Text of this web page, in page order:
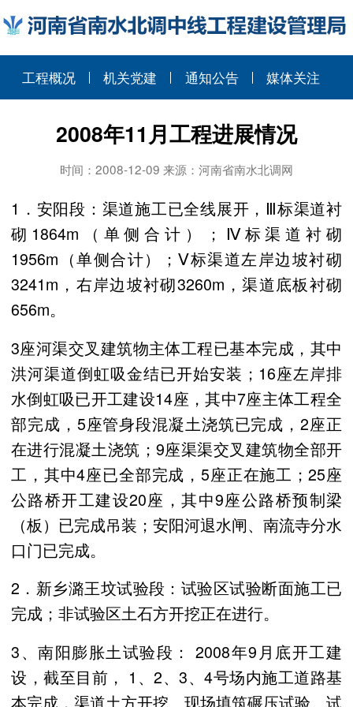
工程概况 机关党建 通知公告 媒体关注
2008年11月工程进展情况
时间：2008-12-09 来源：河南省南水北调网
1．安阳段：渠道施工已全线展开，Ⅲ标渠道衬
砌 1864m （单侧合计）；Ⅳ标渠道衬砌
1956m （单侧合计）；Ⅴ标渠道左岸边坡衬砌
3241m ，右岸边坡衬砌3260m ，渠道底板衬砌
656m。
3座河渠交叉建筑物主体工程已基本完成，其中
洪河渠道倒虹吸金结已开始安装；16座左岸排
水倒虹吸已开工建设14座，其中7座主体工程全
部完成，5座管身段混凝土浇筑已完成，2座正
在进行混凝土浇筑；9座渠渠交叉建筑物全部开
工，其中4座已全部完成，5座正在施工；25座
公路桥开工建设20座，其中9座公路桥预制梁
（板）已完成吊装；安阳河退水闸、南流寺分水
口门已完成。
2．新乡潞王坟试验段：试验区试验断面施工已
完成；非试验区土石方开挖正在进行。
3、南阳膨胀土试验段： 2008年9月底开工建
设，截至目前， 1、2、3、4号场内施工道路基
本完成，渠道土方开挖、现场填筑碾压试验、试